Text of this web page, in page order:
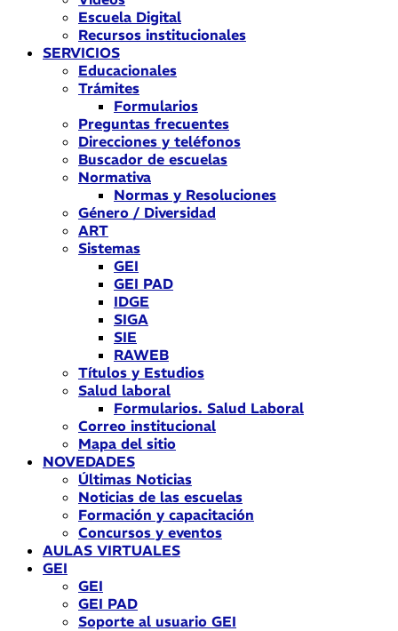
Escuela Digital
Recursos institucionales
SERVICIOS
Educacionales
Trámites
Formularios
Preguntas frecuentes
Direcciones y teléfonos
Buscador de escuelas
Normativa
Normas y Resoluciones
Género / Diversidad
ART
Sistemas
GEI
GEI PAD
IDGE
SIGA
SIE
RAWEB
Títulos y Estudios
Salud laboral
Formularios. Salud Laboral
Correo institucional
Mapa del sitio
NOVEDADES
Últimas Noticias
Noticias de las escuelas
Formación y capacitación
Concursos y eventos
AULAS VIRTUALES
GEI
GEI
GEI PAD
Soporte al usuario GEI